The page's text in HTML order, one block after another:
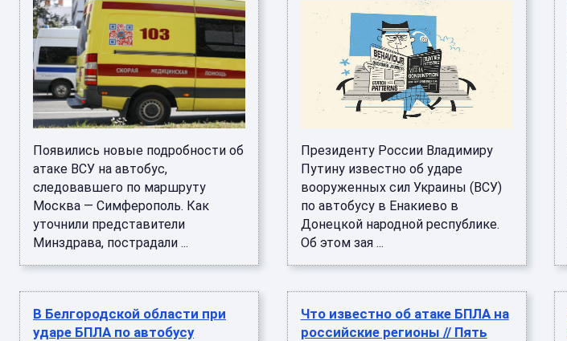
Появились новые подробности об
атаке ВСУ на автобус,
следовавшего по маршруту
Москва — Симферополь. Как
уточнили представители
Минздрава, пострадали ...
Президенту России Владимиру
Путину известно об ударе
вооруженных сил Украины (ВСУ)
по автобусу в Енакиево в
Донецкой народной республике.
Об этом зая ...
В Белгородской области при
ударе БПЛА по автобусу
Что известно об атаке БПЛА на
российские регионы // Пять